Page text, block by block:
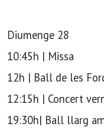
Diumenge 28
10:45h | Missa
12h | Ball de les
12:15h | Concert
19:30h| Ball llarg